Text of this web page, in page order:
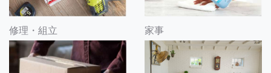
修理・組立 家事